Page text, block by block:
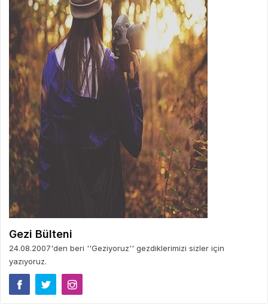
Gezi Bülteni
24.08.2007'den beri ''Geziyoruz'' gezdiklerimizi sizler için
yazıyoruz.